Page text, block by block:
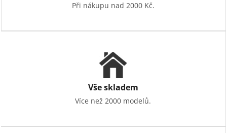
Při nákupu nad 2000 Kč.
Vše skladem
Více než 2000 modelů.